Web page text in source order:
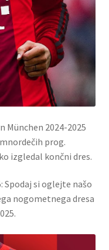
München 2024-2025
prog.
izgledal končni dres.
Spodaj si oglejte našo
nogometnega dresa